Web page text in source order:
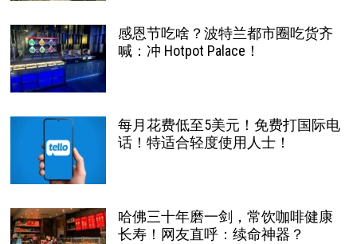
感恩节吃啥？波特兰都市圈吃货齐
喊：冲 Hotpot Palace！
每月花费低至5美元！免费打国际电
话！特适合轻度使用人士！
哈佛三十年磨一剑，常饮咖啡健康
长寿！网友直呼：续命神器？